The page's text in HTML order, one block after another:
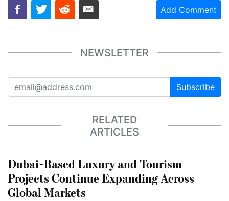
Add Comment
NEWSLETTER
Subscribe
RELATED
ARTICLES
Dubai-Based Luxury and Tourism
Projects Continue Expanding Across
Global Markets